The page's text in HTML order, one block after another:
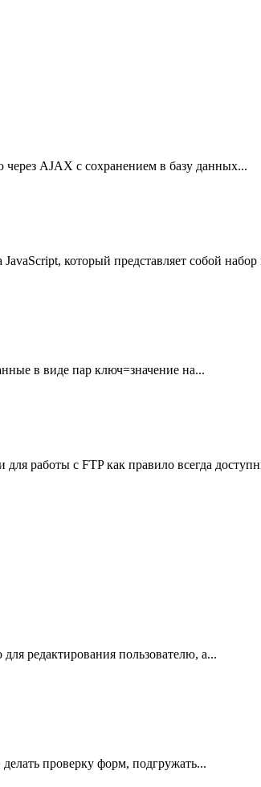
через AJAX с сохранением в базу данных...
который представляет собой
в виде пар ключ=значение на...
работы с FTP как правило всегда
редактирования пользователю, а...
проверку форм, подгружать...